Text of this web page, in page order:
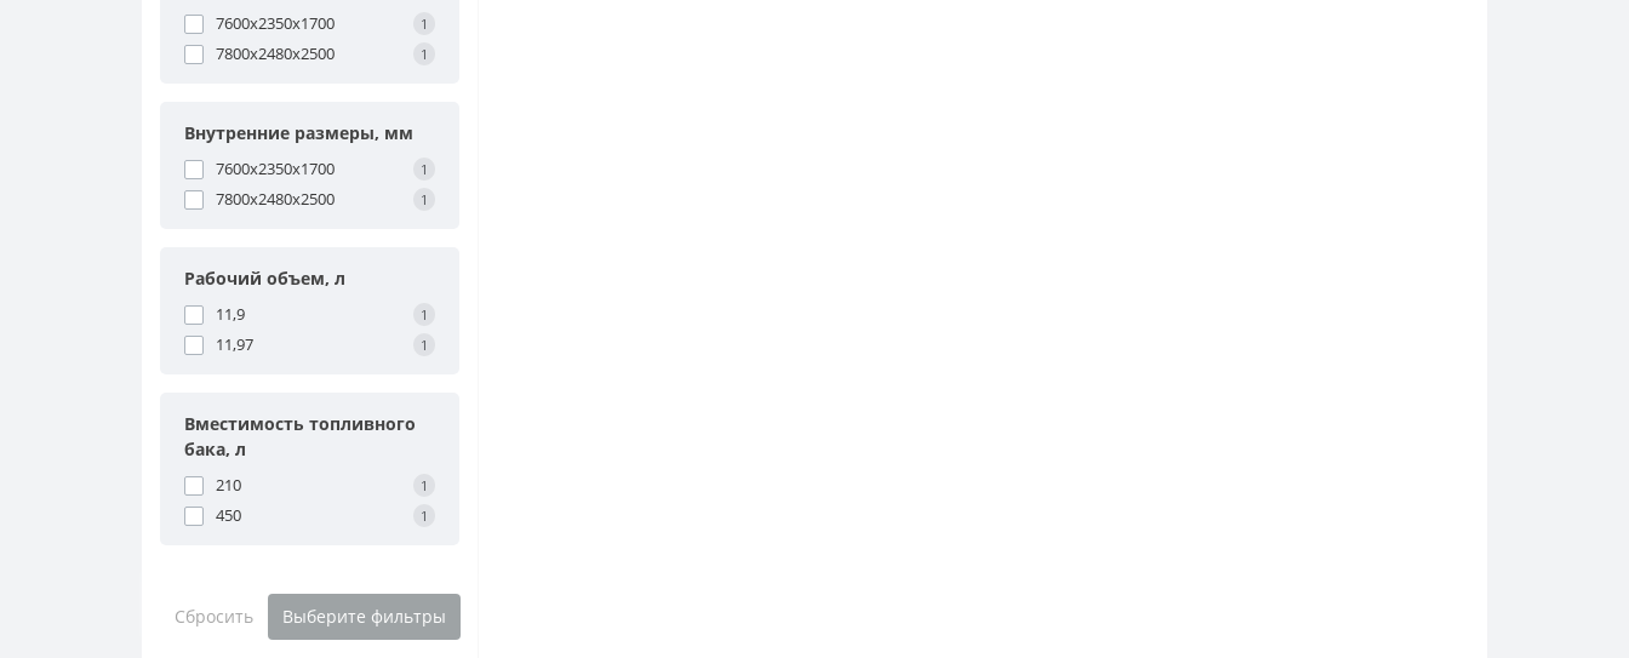
7600х2350х1700 1
7800х2480х2500 1
Внутренние размеры, мм
7600х2350х1700 1
7800х2480х2500 1
Рабочий объем, л
11,9 1
11,97 1
Вместимость топливного
бака, л
210 1
450 1
Сбросить Выберите фильтры